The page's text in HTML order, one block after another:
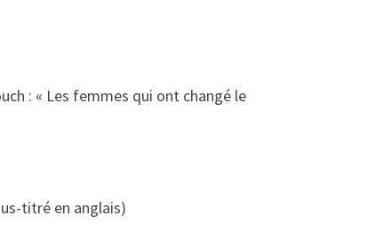
: « Les femmes qui ont changé le
titré en anglais)